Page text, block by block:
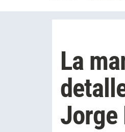
La
Jorge